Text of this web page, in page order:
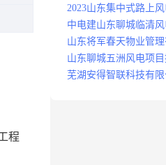
程
2023山东集中式路上
中电建山东聊城临清
山东将军春天物业管
服务项目招标公告
山东聊城五洲风电项
芜湖安得智联科技有